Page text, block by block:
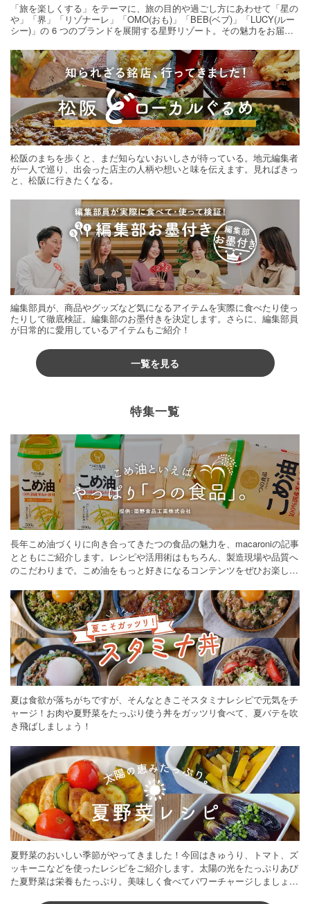
「旅を楽しくする」をテーマに、旅の目的や過ごし方にあわせて「星の
や」「界」「リゾナーレ」「OMO(おも)」「BEB(ベブ)」「LUCY(ルー
シー)」の 6 つのブランドを展開する星野リゾート。その魅力をお届け
松阪のまちを歩くと、まだ知らないおいしさが待っている。地元編集者
が一人で巡り、出会った店主の人柄や想いと味を伝えます。見ればきっ
と、松阪に行きたくなる。
編集部員が、商品やグッズなど気になるアイテムを実際に食べたり使っ
たりして徹底検証。編集部のお墨付きを決定します。さらに、編集部員
が日常的に愛用しているアイテムもご紹介！
一覧を見る
特集一覧
長年こめ油づくりに向き合ってきたつの食品の魅力を、macaroniの記事
とともにご紹介します。レシピや活用術はもちろん、製造現場や品質へ
のこだわりまで。こめ油をもっと好きになるコンテンツをぜひお楽しみ
夏は食欲が落ちがちですが、そんなときこそスタミナレシピで元気をチ
ャージ！お肉や夏野菜をたっぷり使う丼をガッツリ食べて、夏バテを吹
き飛ばしましょう！
夏野菜のおいしい季節がやってきました！今回はきゅうり、トマト、ズ
ッキーニなどを使ったレシピをご紹介します。太陽の光をたっぷりあび
た夏野菜は栄養もたっぷり。美味しく食べてパワーチャージしましょう